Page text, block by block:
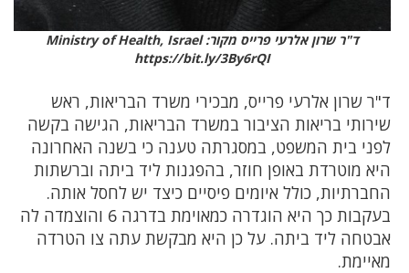
ד"ר שרון אלרעי פרייס מקור: Ministry of Health, Israel
https://bit.ly/3By6rQI
ד"ר שרון אלרעי פרייס, מבכירי משרד הבריאות, ראש
שירותי בריאות הציבור במשרד הבריאות, הגישה בקשה
לפני בית המשפט, במסגרתה טענה כי בשנה האחרונה
היא מוטרדת באופן חוזר, בהפגנות ליד ביתה וברשתות
החברתיות, כולל איומים פיסיים כיצד יש לחסל אותה.
בעקבות כך היא הוגדרה כמאוימת בדרגה 6 והוצמדה לה
אבטחה ליד ביתה. על כן היא מבקשת עתה צו הטרדה
מאיימת.